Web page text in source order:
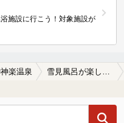
施設に行こう！対象施設が
楽温泉 雪見風呂が楽しめる御神楽温泉の温泉、日帰り温泉、スーパー銭湯おすすめ